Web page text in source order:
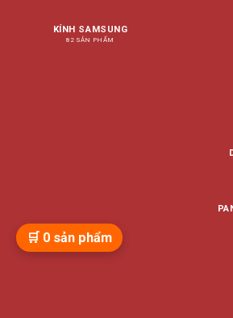
KÍNH SAMSUNG
82 SẢN PHẨM
🛒 0 sản phẩm